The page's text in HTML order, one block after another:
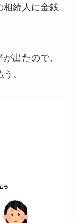
相続人に金銭
出たので、
。